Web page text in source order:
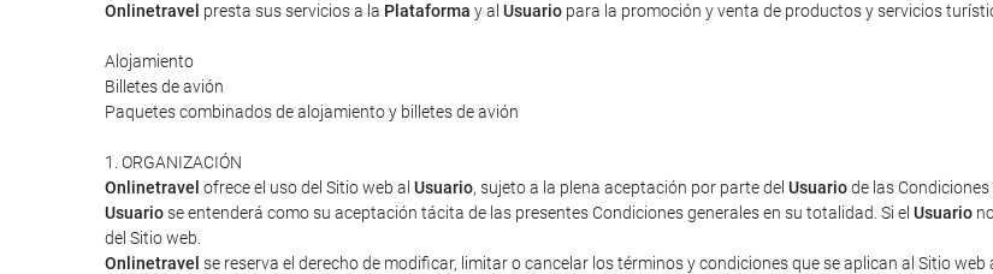
Onlinetravel presta sus servicios a la Plataforma y al Usuario para la promoción y venta de productos y servicios
Alojamiento
Billetes de avión
Paquetes combinados de alojamiento y billetes de avión
1. ORGANIZACIÓN
Onlinetravel ofrece el uso del Sitio web al Usuario, sujeto a la plena aceptación por parte del Usuariode las
Usuariose entenderá como su aceptación tácita de las presentes Condiciones generales en su totalidad. Si el Usuario
del Sitio web.
Onlinetravel se reserva el derecho de modificar, limitar o cancelar los términos y condiciones que se aplican al Sitio web